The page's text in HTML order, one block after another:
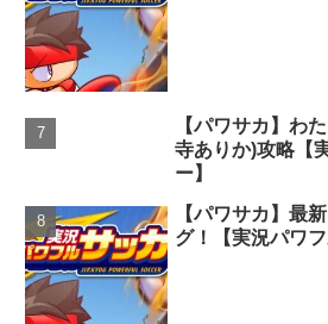
【パワサカ】わ
寺ありか)攻略【
ー】
【パワサカ】最
グ！【実況パワフ